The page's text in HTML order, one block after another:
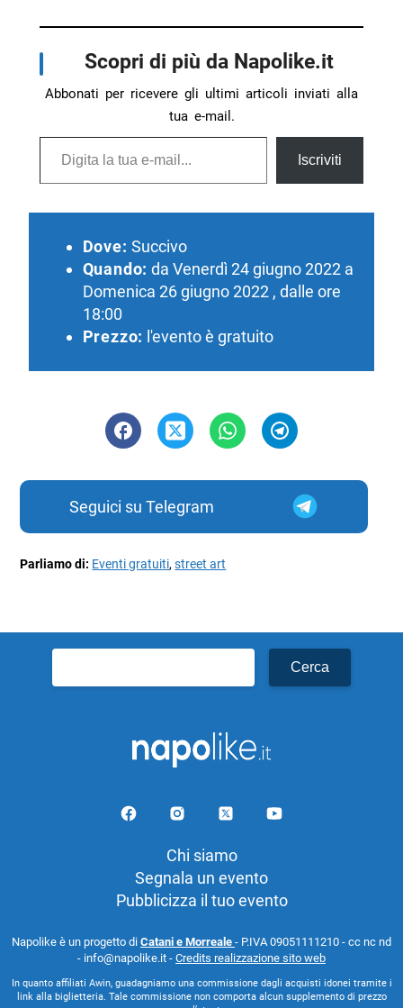
Scopri di più da Napolike.it
Abbonati per ricevere gli ultimi articoli inviati alla
tua e-mail.
Digita la tua e-mail...
Iscriviti
Dove: Succivo
Quando: da Venerdì 24 giugno 2022 a
Domenica 26 giugno 2022 , dalle ore
18:00
Prezzo: l'evento è gratuito
Seguici su Telegram
Parliamo di: Eventi gratuiti,street art
per:
Chi siamo
Segnala un evento
Pubblicizza il tuo evento
Napolike è un progetto di Catani e Morreale - P.IVA 09051111210 - cc nc nd
- info@napolike.it - Credits realizzazione sito web
In quanto affiliati Awin, guadagniamo una commissione dagli acquisti idonei tramite i
link alla biglietteria. Tale commissione non comporta alcun supplemento di prezzo